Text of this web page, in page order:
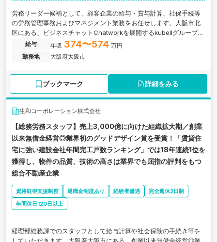
労務リーダー候補として、顧客企業の給与・賞与計算、社保手続等
の労務管理事務およびマネジメント業務をお任せします。大阪市北
区にある、ビジネスチャットChatworkを展開するkubellグループの
バックオフィスDX支援企業の求人です。
給与 年収 374〜574 万円
勤務地
大阪府大阪市
ブックマーク 詳細をみる
生和コーポレーション株式会社
【総務労務スタッフ】売上3,000億に向けた組織拡大期／創業
以来無借金経営◎業界初のグッドデザイン賞を受賞！「賃貸住
宅に強い建設会社年間完工戸数ランキング」では18年連続1位を
獲得し、物件の品質、技術の高さは業界でも屈指の評判をもつ
総合不動産企業
資格取得支援制度 退職金制度あり 経験者優遇
完全週休2日制
年間休日120日以上
経理部総務課でのスタッフとして給与計算や社会保険の手続き等を